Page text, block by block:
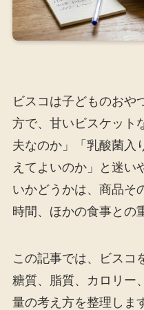
ビスコは子どものおや
方で、甘いビスケット
夫なのか」「乳酸菌入
えてよいのか」と迷い
いかどうかは、商品そ
時間、ほかの食事との
この記事では、ビスコ
糖質、脂質、カロリー
量の考え方を整理しま